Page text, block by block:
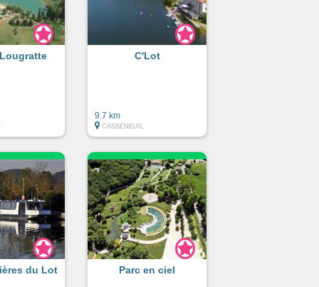
C'Lot
9.7 km
CASSENEUIL
du Lot Parc en ciel